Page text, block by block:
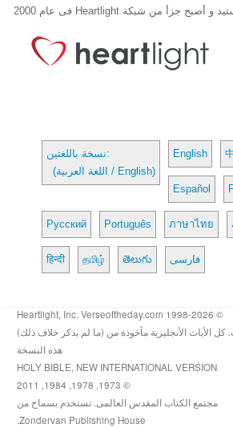
نسخة باللغتين:
(اللغة العربية / English)
English
Español
Русский Português ภาษาไทย
हिन्दी தமிழ் తెలుగు فارسی
© 1998-2026 Heartlight, Inc. Verseoftheday.com
الأيات الأنجليزية مأخوذة من (ما لم يذكر خلاف ذلك)
هذه النسخة
HOLY BIBLE, NEW INTERNATIONAL VERSION
© 1973, 1978, 1984, 2011
مجتمع الكتاب المقدس العالمى. تستخدم بسماح من
Zondervan Publishing House.